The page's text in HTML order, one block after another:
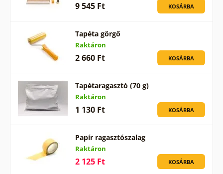
9 545 Ft KOSÁRBA
Tapéta görgő
Raktáron
2 660 Ft KOSÁRBA
Tapétaragasztó (70 g)
Raktáron
1 130 Ft KOSÁRBA
Papír ragasztószalag
Raktáron
2 125 Ft KOSÁRBA